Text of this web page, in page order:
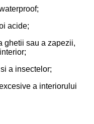
acide;
ghetii sau a zapezii,
a insectelor;
a interiorului